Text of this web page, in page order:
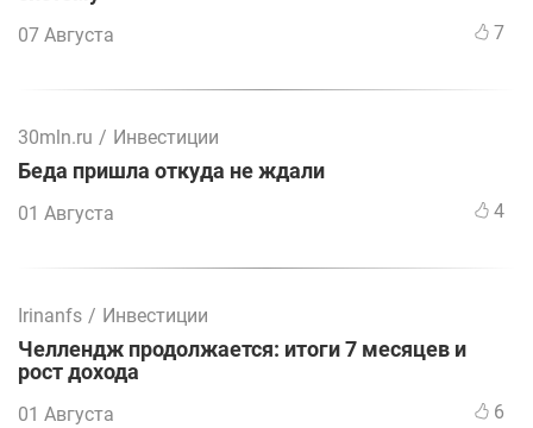
07 Августа 7
30mln.ru / Инвестиции
Беда пришла откуда не ждали
01 Августа 4
Irinanfs / Инвестиции
Челлендж продолжается: итоги 7 месяцев и
рост дохода
01 Августа 6